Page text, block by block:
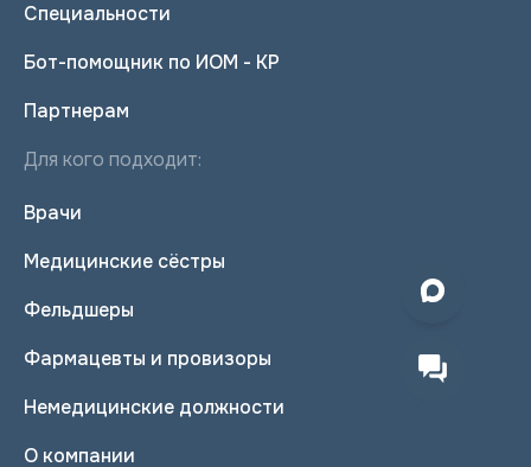
Специальности
Бот-помощник по ИОМ - КР
Партнерам
Для кого подходит:
Врачи
Медицинские сёстры
Фельдшеры
Фармацевты и провизоры
Немедицинские должности
О компании